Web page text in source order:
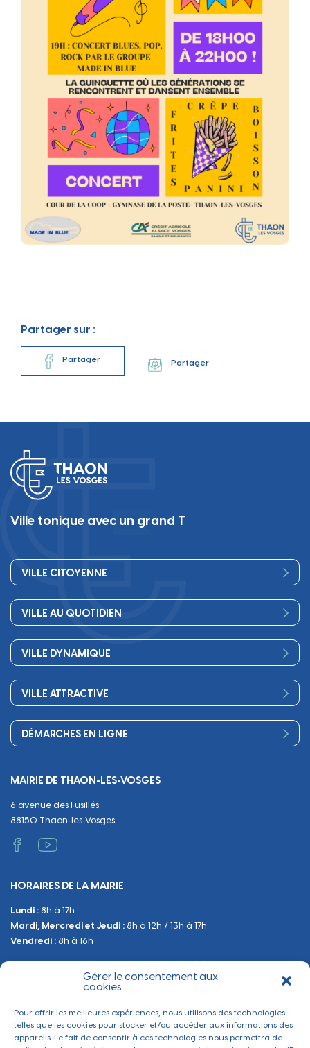
Gérer le consentement aux
cookies
Pour offrir les meilleures expériences, nous utilisons des technologies
telles que les cookies pour stocker et/ou accéder aux informations des
appareils. Le fait de consentir à ces technologies nous permettra de
Partager sur :
Partager Partager
Ville tonique avec un grand T
VILLE CITOYENNE
Conseil Municipal
Finances
Démocratie participative
Publications
VILLE AU QUOTIDIEN
Petite enfance
Périscolaire
Séniors, social, santé
Circuler
Emploi
VILLE DYNAMIQUE
Culture
Associations
Equipements
VILLE ATTRACTIVE
Commerces et artisanat
Urbanisme
Tranquillité et sécurité
DÉMARCHES EN LIGNE
Décès
Papiers et citoyenneté
Administratif et technique
Manifestations
Urbanisme
Sanitaire et Sécurité
MAIRIE DE THAON-LES-VOSGES
6 avenue des Fusillés
88150 Thaon-les-Vosges
HORAIRES DE LA MAIRIE
Lundi : 8h à 17h
Mardi, Mercredi et Jeudi : 8h à 12h / 13h à 17h
Vendredi : 8h à 16h
BESOIN D'INFORMATIONS
Contactez-nous